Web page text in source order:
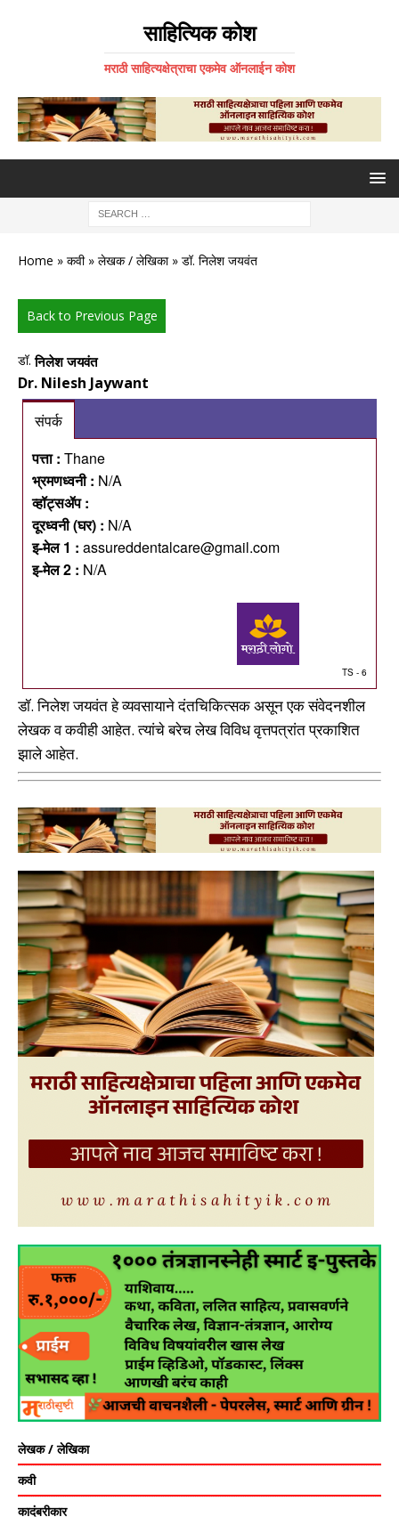
साहित्यिक कोश
मराठी साहित्यक्षेत्राचा एकमेव ऑनलाईन कोश
Home » कवी» लेखक / लेखिका» डॉ. निलेश जयवंत
Back to Previous Page
डॉ. निलेश जयवंत
Dr. Nilesh Jaywant
संपर्क
पत्ता : Thane
भ्रमणध्वनी : N/A
व्हॉट्सॲप :
दूरध्वनी (घर) : N/A
इ-मेल 1 : assureddentalcare@gmail.com
इ-मेल 2 : N/A
TS - 6
डॉ. निलेश जयवंत हे व्यवसायाने दंतचिकित्सक असून एक संवेदनशील
लेखक व कवीही आहेत. त्यांचे बरेच लेख विविध वृत्तपत्रांत प्रकाशित
झाले आहेत.
लेखक / लेखिका
कवी
कादंबरीकार